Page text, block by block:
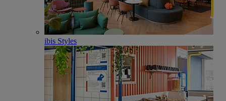
ibis Styles